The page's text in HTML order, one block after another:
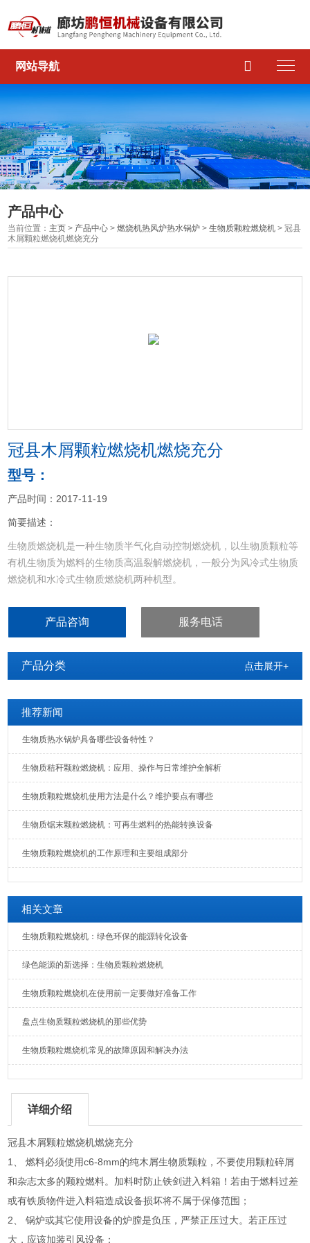
网站导航 
产品中心
当前位置： 主页 > 产品中心 >燃烧机热风炉热水锅炉 >生物质颗粒燃烧机 > 冠县
木屑颗粒燃烧机燃烧充分
冠县木屑颗粒燃烧机燃烧充分
型号：
产品时间：2017-11-19
简要描述：
生物质燃烧机是一种生物质半气化自动控制燃烧机，以生物质颗粒等
有机生物质为燃料的生物质高温裂解燃烧机，一般分为风冷式生物质
燃烧机和水冷式生物质燃烧机两种机型。
产品咨询 服务电话
产品分类 点击展开+
推荐新闻
生物质热水锅炉具备哪些设备特性？
生物质秸秆颗粒燃烧机：应用、操作与日常维护全解析
生物质颗粒燃烧机使用方法是什么？维护要点有哪些
生物质锯末颗粒燃烧机：可再生燃料的热能转换设备
生物质颗粒燃烧机的工作原理和主要组成部分
相关文章
生物质颗粒燃烧机：绿色环保的能源转化设备
绿色能源的新选择：生物质颗粒燃烧机
生物质颗粒燃烧机在使用前一定要做好准备工作
盘点生物质颗粒燃烧机的那些优势
生物质颗粒燃烧机常见的故障原因和解决办法
详细介绍
冠县木屑颗粒燃烧机燃烧充分
1、 燃料必须使用c6-8mm的纯木屑生物质颗粒，不要使用颗粒碎屑
和杂志太多的颗粒燃料。加料时防止铁剑进入料箱！若由于燃料过差
或有铁质物件进入料箱造成设备损坏将不属于保修范围；
2、 锅炉或其它使用设备的炉膛是负压，严禁正压过大。若正压过
大，应该加装引风设备；